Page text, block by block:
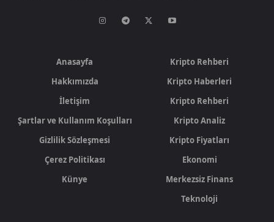
Anasayfa
Hakkımızda
İletişim
Şartlar ve Kullanım Koşulları
Gizlilik Sözleşmesi
Çerez Politikası
Künye
Kripto Rehberi
Kripto Haberleri
Kripto Rehberi
Kripto Analiz
Kripto Fiyatları
Ekonomi
Merkezsiz Finans
Teknoloji